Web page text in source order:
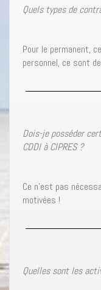
Quels types de
Pour le permanent,
personnel, ce sont
Dois-je posséder
CDDI à CIPRES ?
Ce n’est pas
motivées !
Quelles sont les